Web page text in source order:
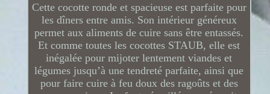
Cette cocotte ronde et spacieuse est parfaite pour
les dîners entre amis. Son intérieur généreux
permet aux aliments de cuire sans être entassés.
Et comme toutes les cocottes STAUB, elle est
inégalée pour mijoter lentement viandes et
légumes jusqu’à une tendreté parfaite, ainsi que
pour faire cuire à feu doux des ragoûts et des